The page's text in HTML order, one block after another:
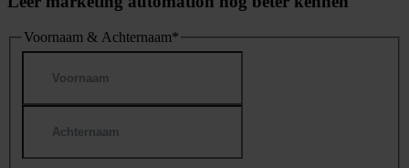
Voornaam & Achternaam*